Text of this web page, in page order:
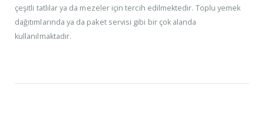
çeşitli tatlılar ya da mezeler için tercih edilmektedir. Toplu yemek
dağıtımlarında ya da paket servisi gibi bir çok alanda
kullanılmaktadır.